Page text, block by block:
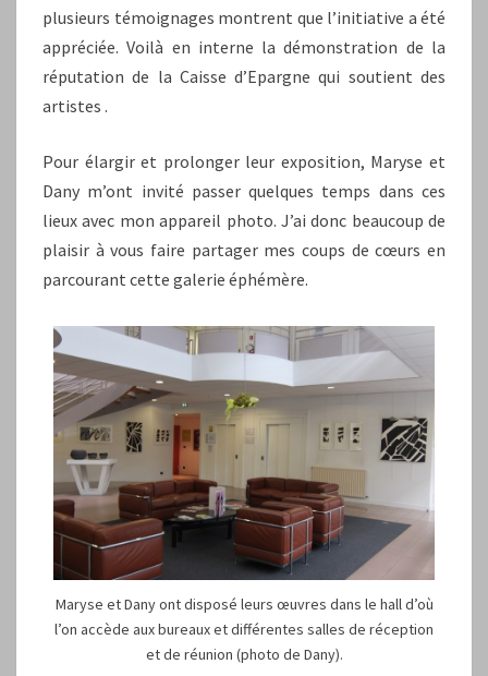
plusieurs témoignages montrent que l’initiative a été
appréciée. Voilà en interne la démonstration de la
réputation de la Caisse d’Epargne qui soutient des
artistes .
Pour élargir et prolonger leur exposition, Maryse et
Dany m’ont invité passer quelques temps dans ces
lieux avec mon appareil photo. J’ai donc beaucoup de
plaisir à vous faire partager mes coups de cœurs en
parcourant cette galerie éphémère.
Maryse et Dany ont disposé leurs œuvres dans le hall d’où
l’on accède aux bureaux et différentes salles de réception
et de réunion (photo de Dany).